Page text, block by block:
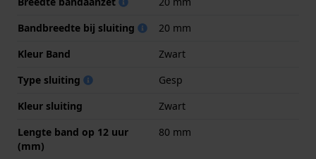
Bandbreedte bij sluiting
20 mm
Kleur Band
Zwart
Type sluiting
Gesp
Kleur sluiting
Zwart
Lengte band op 12 uur
(mm)
80 mm